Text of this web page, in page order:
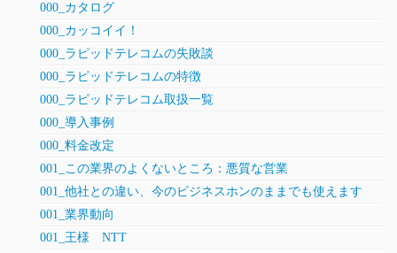
000_カタログ
000_カッコイイ！
000_ラピッドテレコムの失敗談
000_ラピッドテレコムの特徴
000_ラピッドテレコム取扱一覧
000_導入事例
000_料金改定
001_この業界のよくないところ：悪質な営業
001_他社との違い、今のビジネスホンのままでも使えます
001_業界動向
001_王様 NTT